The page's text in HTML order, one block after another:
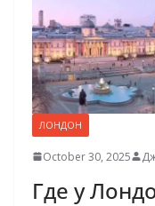
ЛОНДОН
October 30, 2025
Где у